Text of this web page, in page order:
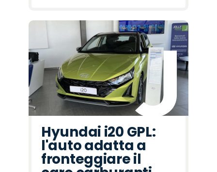
Hyundai i20 GPL:
l'auto adatta a
fronteggiare il